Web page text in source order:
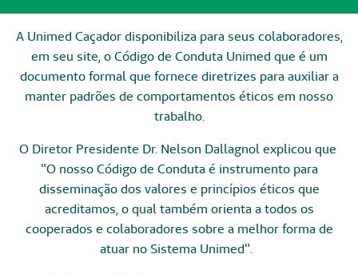
A Unimed Caçador disponibiliza para seus colaboradores,
em seu site, oCódigo de Conduta Unimed que é um
documento formal que fornece diretrizes para auxiliar a
manter padrões de comportamentos éticos em nosso
trabalho.
O Diretor Presidente Dr. Nelson Dallagnol explicou que
"O nosso Código de Conduta é instrumento para
disseminação dos valores e princípios éticos que
acreditamos, o qual também orienta a todos os
cooperados e colaboradores sobre a melhor forma de
atuar no Sistema Unimed".